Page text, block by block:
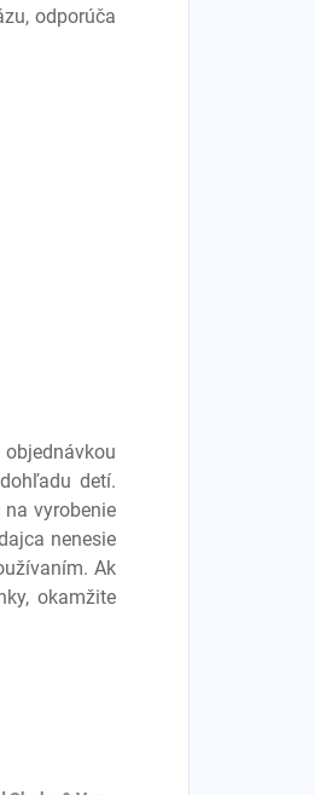
odporúča
detí.
vyrobenie
nenesie
Ak
okamžite